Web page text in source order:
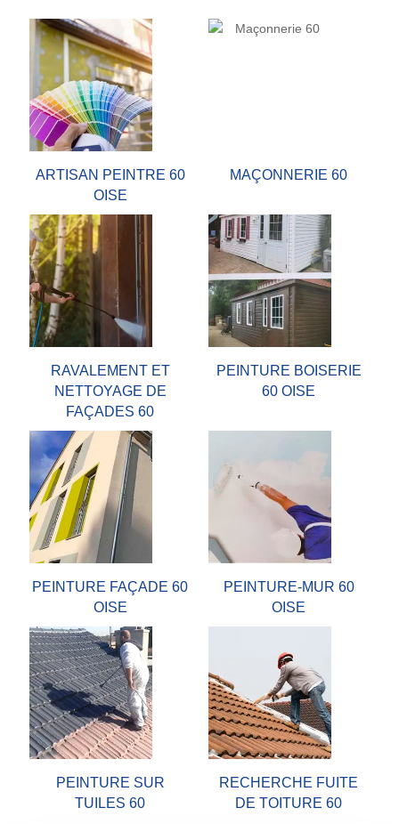
ARTISAN PEINTRE 60
OISE
MAÇONNERIE 60
RAVALEMENT ET
NETTOYAGE DE
FAÇADES 60
PEINTURE BOISERIE
60 OISE
PEINTURE FAÇADE 60
OISE
PEINTURE-MUR 60
OISE
PEINTURE SUR
TUILES 60
RECHERCHE FUITE
DE TOITURE 60